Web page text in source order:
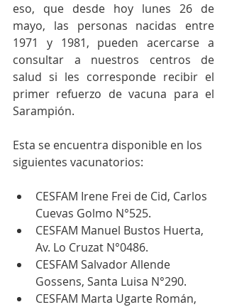
eso, que desde hoy lunes 26 de
mayo, las personas nacidas entre
1971 y 1981, pueden acercarse a
consultar a nuestros centros de
salud si les corresponde recibir el
primer refuerzo de vacuna para el
Sarampión.
Esta se encuentra disponible en los
siguientes vacunatorios:
CESFAM Irene Frei de Cid, Carlos
Cuevas Golmo N°525.
CESFAM Manuel Bustos Huerta,
Av. Lo Cruzat N°0486.
CESFAM Salvador Allende
Gossens, Santa Luisa N°290.
CESFAM Marta Ugarte Román,